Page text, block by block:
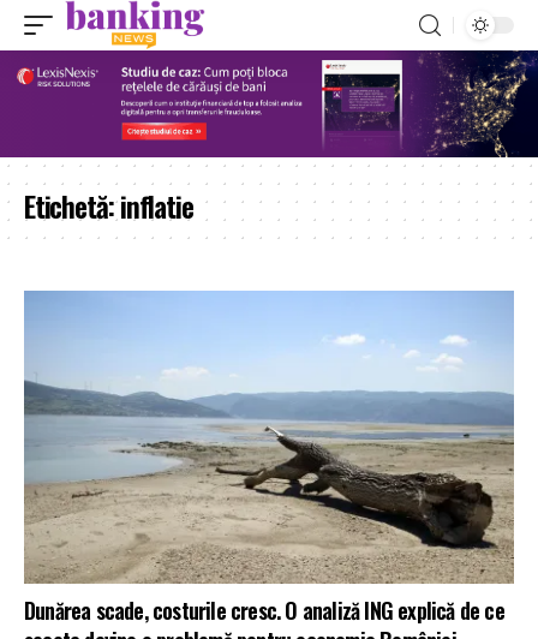
Etichetă:inflatie
Dunărea scade, costurile cresc. O analiză ING explică de ce